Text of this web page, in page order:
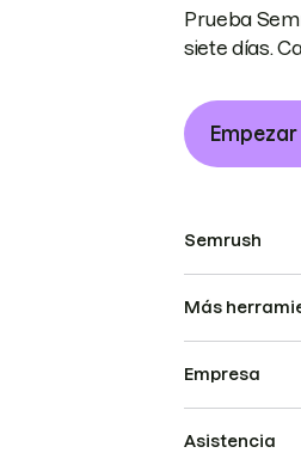
Prueba
siete días.
Semrush
Más
Empresa
Asistencia